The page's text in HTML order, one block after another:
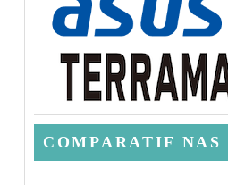
COMPARATIF NAS